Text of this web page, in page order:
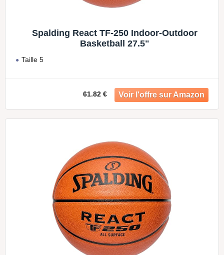
Spalding React TF-250 Indoor-Outdoor
Basketball 27.5"
Taille 5
61.82 €